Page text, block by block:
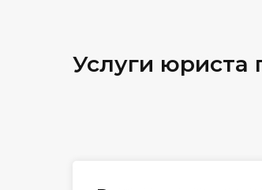
Услуги юриста